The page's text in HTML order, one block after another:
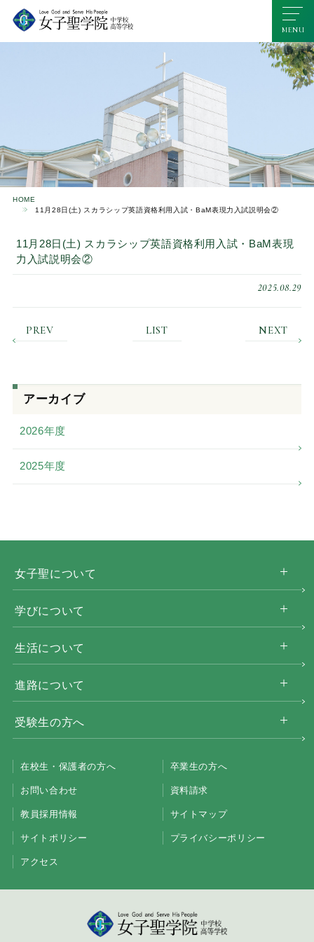
HOME
11月28日(土) スカラシップ英語資格利用入試・BaM表現力入試説明会②
11月28日(土) スカラシップ英語資格利用入試・BaM表現
力入試説明会②
2025.08.29
PREV LIST NEXT
アーカイブ
2026年度
2025年度
女子聖について
学びについて
生活について
進路について
受験生の方へ
在校生・保護者の方へ 卒業生の方へ
お問い合わせ 資料請求
教員採用情報 サイトマップ
サイトポリシー プライバシーポリシー
アクセス